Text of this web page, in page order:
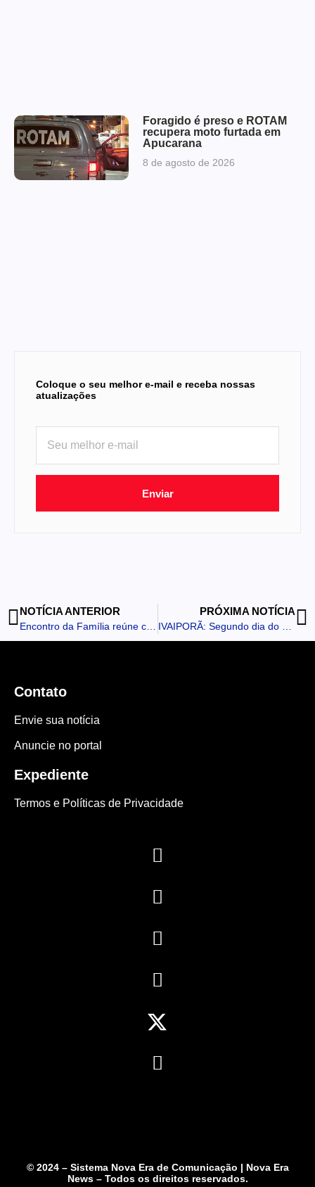
Foragido é preso e ROTAM
recupera moto furtada em
Apucarana
8 de agosto de 2026
Coloque o seu melhor e-mail e receba nossas
atualizações
Enviar
NOTÍCIA ANTERIOR PRÓXIMA NOTÍCIA
Contato
Envie sua notícia
Anuncie no portal
Expediente
Termos e Políticas de Privacidade
© 2024 – Sistema Nova Era de Comunicação | Nova Era
News – Todos os direitos reservados.